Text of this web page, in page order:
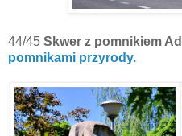
44/45 Skwer z pomnikiem
pomnikami przyrody.